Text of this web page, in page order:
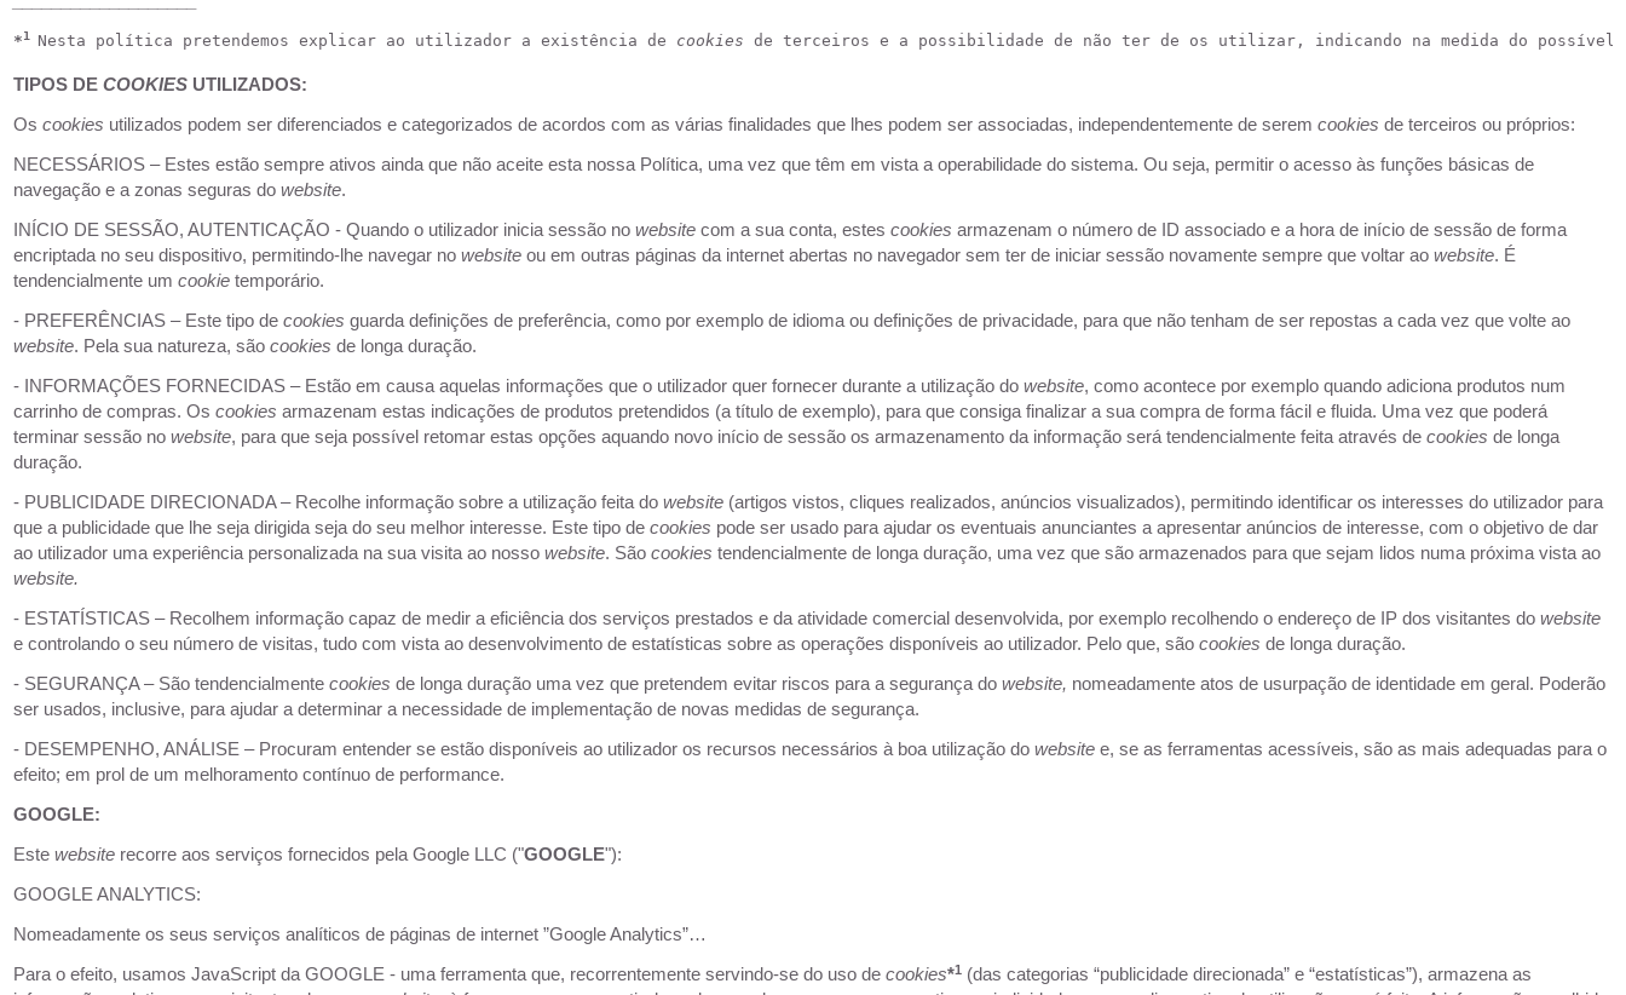
*1 Nesta política pretendemos explicar ao utilizador a existência de cookies de terceiros e a possibilidade de não ter de os utilizar, indicando na medida do possível
TIPOS DECOOKIES UTILIZADOS:
Oscookies utilizados podem ser diferenciados e categorizados de acordos com as várias finalidades que lhes podem ser associadas, independentemente de seremcookiesde terceiros ou próprios:
NECESSÁRIOS – Estes estão sempre ativos ainda que não aceite esta nossa Política, uma vez que têm em vista a operabilidade do sistema. Ou seja, permitir o acesso às funções básicas de
navegação e a zonas seguras dowebsite.
INÍCIO DE SESSÃO, AUTENTICAÇÃO - Quando o utilizador inicia sessão nowebsite com a sua conta, estescookiesarmazenam o número de ID associado e a hora de início de sessão de forma
encriptada no seu dispositivo, permitindo-lhe navegar nowebsiteou em outras páginas da internet abertas no navegador sem ter de iniciar sessão novamente sempre que voltar aowebsite. É
tendencialmente umcookietemporário.
- PREFERÊNCIAS – Este tipo decookiesguarda definições de preferência, como por exemplo de idioma ou definições de privacidade, para que não tenham de ser repostas a cada vez que volte ao
website. Pela sua natureza, sãocookies de longa duração.
- INFORMAÇÕES FORNECIDAS – Estão em causa aquelas informações que o utilizador quer fornecer durante a utilização dowebsite, como acontece por exemplo quando adiciona produtos num
carrinho de compras. Oscookies armazenam estas indicações de produtos pretendidos (a título de exemplo), para que consiga finalizar a sua compra de forma fácil e fluida. Uma vez que poderá
terminar sessão nowebsite, para que seja possível retomar estas opções aquando novo início de sessão os armazenamento da informação será tendencialmente feita através decookiesde longa
duração.
- PUBLICIDADE DIRECIONADA – Recolhe informação sobre a utilização feita dowebsite (artigos vistos, cliques realizados, anúncios visualizados), permitindo identificar os interesses do utilizador para
que a publicidade que lhe seja dirigida seja do seu melhor interesse. Este tipo decookies pode ser usado para ajudar os eventuais anunciantes a apresentar anúncios de interesse, com o objetivo de dar
ao utilizador uma experiência personalizada na sua visita ao nossowebsite. Sãocookiestendencialmente de longa duração, uma vez que são armazenados para que sejam lidos numa próxima vista ao
website.
- ESTATÍSTICAS – Recolhem informação capaz de medir a eficiência dos serviços prestados e da atividade comercial desenvolvida, por exemplo recolhendo o endereço de IP dos visitantes dowebsite
e controlando o seu número de visitas, tudo com vista ao desenvolvimento de estatísticas sobre as operações disponíveis ao utilizador. Pelo que, sãocookiesde longa duração.
- SEGURANÇA – São tendencialmentecookiesde longa duração uma vez que pretendem evitar riscos para a segurança dowebsite, nomeadamente atos de usurpação de identidade em geral. Poderão
ser usados, inclusive, para ajudar a determinar a necessidade de implementação de novas medidas de segurança.
- DESEMPENHO, ANÁLISE – Procuram entender se estão disponíveis ao utilizador os recursos necessários à boa utilização dowebsitee, se as ferramentas acessíveis, são as mais adequadas para o
efeito; em prol de um melhoramento contínuo de performance.
GOOGLE:
Estewebsite recorre aos serviços fornecidos pela Google LLC ("GOOGLE"):
GOOGLE ANALYTICS:
Nomeadamente os seus serviços analíticos de páginas de internet ”Google Analytics”…
Para o efeito, usamos JavaScript da GOOGLE - uma ferramenta que, recorrentemente servindo-se do uso decookies*1 (das categorias “publicidade direcionada” e “estatísticas”), armazena as